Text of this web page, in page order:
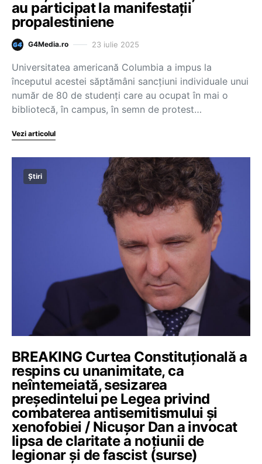
au participat la manifestaţii
propalestiniene
G4Media.ro 23 iulie 2025
Universitatea americană Columbia a impus la
începutul acestei săptămâni sancţiuni individuale unui
număr de 80 de studenţi care au ocupat în mai o
bibliotecă, în campus, în semn de protest…
Vezi articolul
Știri
BREAKING Curtea Constituțională a
respins cu unanimitate, ca
neîntemeiată, sesizarea
preşedintelui pe Legea privind
combaterea antisemitismului şi
xenofobiei / Nicușor Dan a invocat
lipsa de claritate a noţiunii de
legionar şi de fascist (surse)